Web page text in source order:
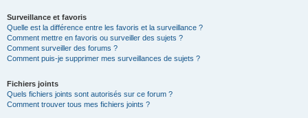
Surveillance et favoris
Quelle est la différence entre les favoris et la surveillance ?
Comment mettre en favoris ou surveiller des sujets ?
Comment surveiller des forums ?
Comment puis-je supprimer mes surveillances de sujets ?
Fichiers joints
Quels fichiers joints sont autorisés sur ce forum ?
Comment trouver tous mes fichiers joints ?